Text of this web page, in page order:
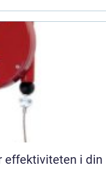
effektiviteten i din